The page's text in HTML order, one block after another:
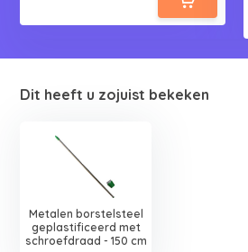
Dit heeft u zojuist bekeken
Metalen borstelsteel
geplastificeerd met
schroefdraad - 150 cm